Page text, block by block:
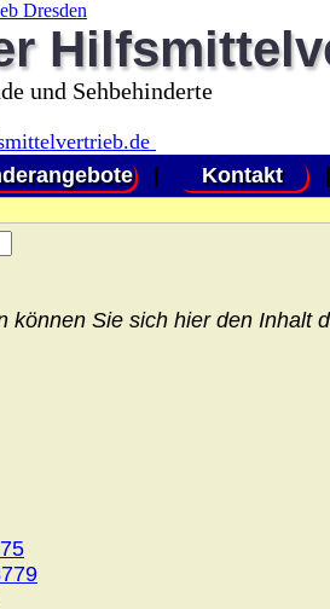
und Sehbehinderte
Kontakt
können Sie sich hier den Inhalt